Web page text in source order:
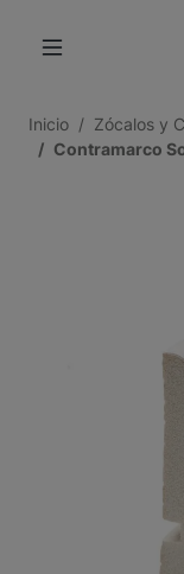
Inicio Zócalos y
Contramarco